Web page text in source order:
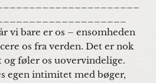
vi bare er os – ensomheden
os fra verden. Det er nok
og føler os uovervindelige.
egen intimitet med bøger,